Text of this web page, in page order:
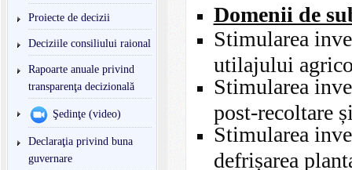
Proiecte de decizii
Deciziile consiliului raional
Rapoarte anuale privind
transparenţa decizională
Şedinţe (video)
Declaraţia privind buna
guvernare
Domenii de
Stimularea
utilajului
Stimularea
post-recoltare
Stimularea
defrișarea